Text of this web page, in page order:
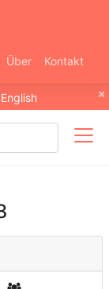
Über Kontakt
×